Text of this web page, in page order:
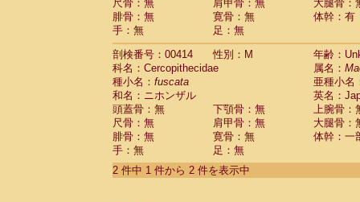
Cebidae Saguinus weddelli
Cebidae Saguinusspp.
Cebidae Aotus trivirgatus
Cebidae Cebus albifrons
CebidaeCebus apella
Cebidae
CebidaeCebus nigrivittatus
Cebidae Cebusspp.(0)
Cebidae Saimiri boliviensis
Cebidae Saimiri sciureus
Atelidae Alouatta caraya
AtelidaeAlouatta fusca
AtelidaeAlouatta seniculus
尺骨：無
肩甲骨：無
大腿骨：
腓骨：無
寛骨：無
体幹：有
手：無
足：無
剖検番号：00414
性別：M
年齢：
科名：Cercopithecidae
属名：
種小名： fuscata
亜種小名
和名：ニホンザル
英名：
頭蓋骨：無
下顎骨：無
上腕骨：
尺骨：無
肩甲骨：無
大腿骨：
腓骨：無
寛骨：無
体幹：一
手：無
足：無
2 件中 1 件から 2 件を表示中